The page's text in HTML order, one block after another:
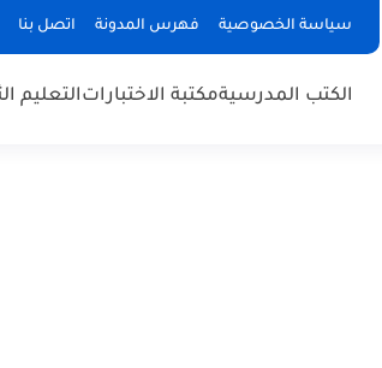
سياسة الخصوصية فهرس المدونة اتصل بنا
الكتب المدرسيةمكتبة الاختباراتالتعليم